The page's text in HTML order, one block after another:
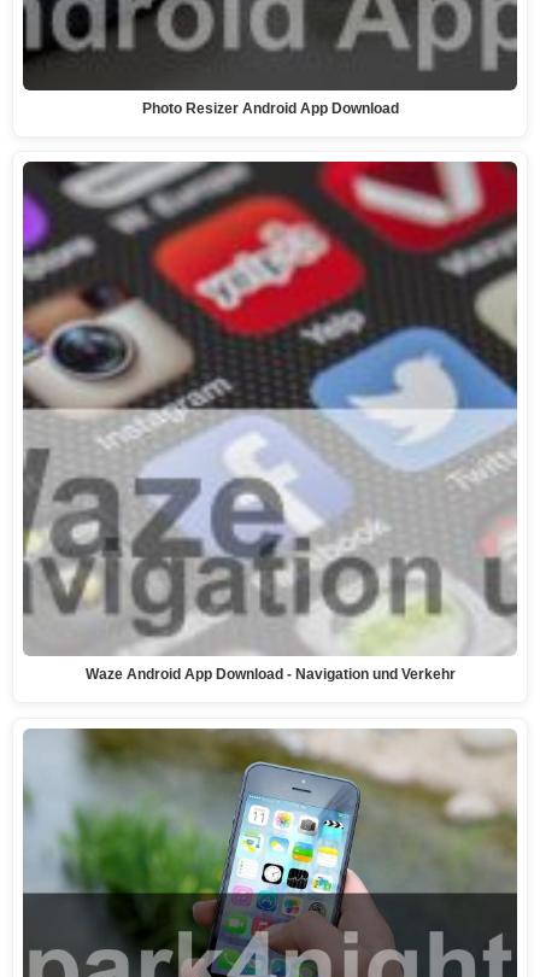
Photo Resizer Android App Download
Waze Android App Download - Navigation und Verkehr